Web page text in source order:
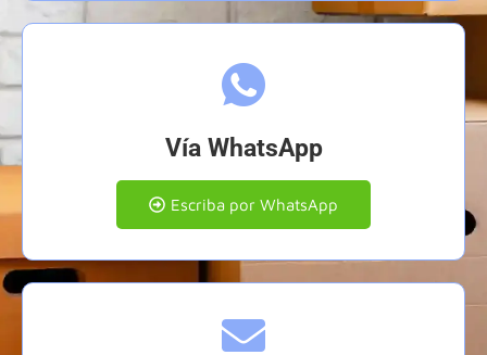
Vía WhatsApp
Escriba por WhatsApp